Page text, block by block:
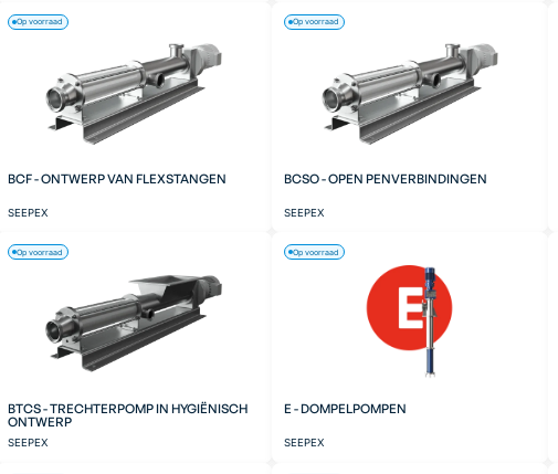
BCF - ONTWERP VAN FLEXSTANGEN
SEEPEX
Op voorraad
BCSO - OPEN PENVERBINDINGEN
SEEPEX
Op voorraad
BTCS - TRECHTERPOMP IN HYGIËNISCH
ONTWERP
SEEPEX
Op voorraad
E - DOMPELPOMPEN
SEEPEX
Op voorraad